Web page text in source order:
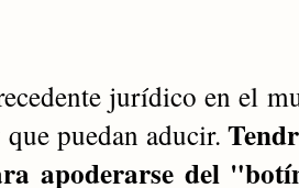
jurídico en el
puedan aducir.
apoderarse del